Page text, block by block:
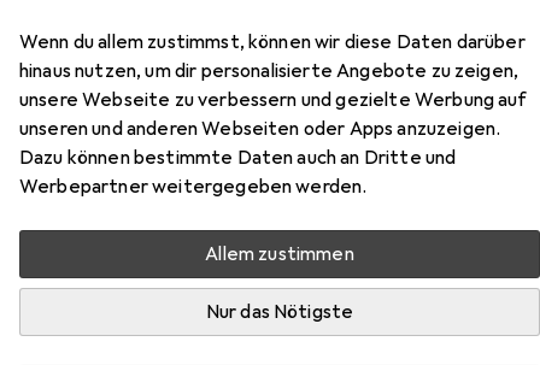
Wenn du allem zustimmst, können wir diese Daten darüber
hinaus nutzen, um dir personalisierte Angebote zu zeigen,
unsere Webseite zu verbessern und gezielte Werbung auf
unseren und anderen Webseiten oder Apps anzuzeigen.
Dazu können bestimmte Daten auch an Dritte und
Werbepartner weitergegeben werden.
Allem zustimmen
Nur das Nötigste
Zubehör für Brütting Stiefel
Hier findest du passendes Zubehör zum Produkt Brütting
Stiefel aus der Kategorie Schuhlöffel.
Relevanz